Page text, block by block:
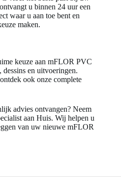
u binnen 24 uur een
waar u aan toe bent en
maken.
keuze aan mFLOR PVC
en uitvoeringen.
ook onze complete
advies ontvangen? Neem
aan Huis. Wij helpen u
van uw nieuwe mFLOR